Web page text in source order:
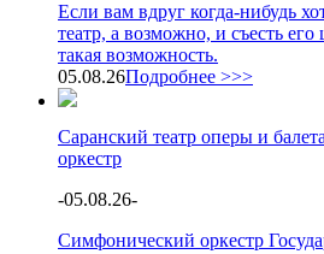
Если вам вдруг когда-нибудь
театр, а возможно, и съесть его
такая возможность.
05.08.26Подробнее >>>
Саранский театр оперы и
оркестр
-05.08.26-
Симфонический оркестр